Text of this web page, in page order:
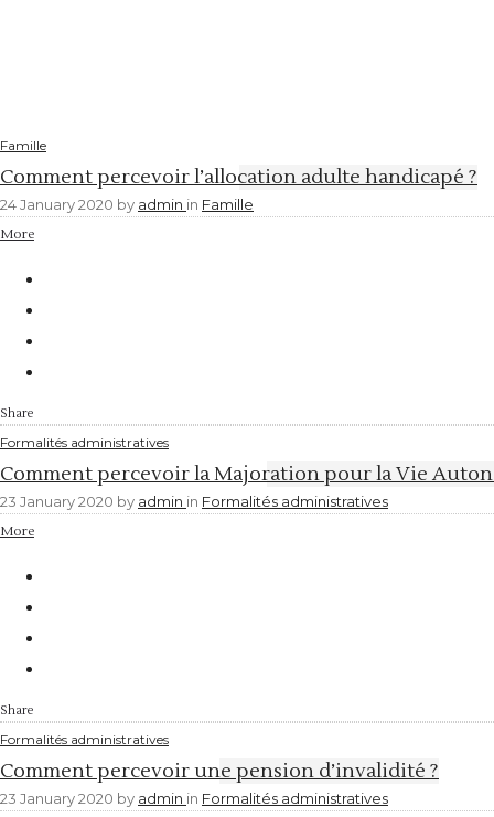
Famille
Comment percevoir l’allocation adulte handicapé ?
24 January 2020 by admin in Famille
More
Share
Formalités administratives
Comment percevoir la Majoration pour la Vie
23 January 2020 by admin in Formalités administratives
More
Share
Formalités administratives
Comment percevoir une pension d’invalidité ?
23 January 2020 by admin in Formalités administratives